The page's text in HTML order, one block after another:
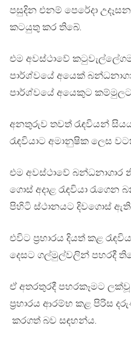
පසුදින එනම් පෙරේදා
කටයුතු කර තිබේ.
එම අවස්ථාවේ
පාර්ශ්වයේ අයෙක්
පාර්ශ්වයේ අයෙකුට කම්මුලට
අනතුරුව තවත් රැඳවියන්
රැඳවියාට අමානුෂික ලෙස
එම අවස්ථාවේ බන්ධනාගාර
ගොස් අදාළ රැඳවියා රැගෙන
පිහිටි ස්ථානයට දිවගොස්
එවිට ප්‍රහාරය දියත් කළ
දෙසට ගල්මුල්වලින් පහරදී
ඒ අතරතුරදී පහරකෑමට ලක්වූ
ප්‍රහාරය ආරම්භ කළ පිරිස
කරගත් බව සඳහන්ය.